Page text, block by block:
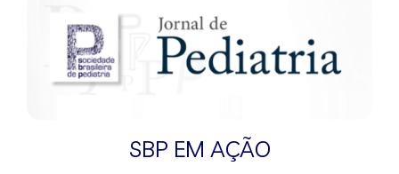
SBP EM AÇÃO